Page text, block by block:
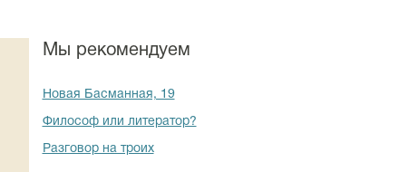
Мы рекомендуем
Новая Басманная, 19
Философ или литератор?
Разговор на троих